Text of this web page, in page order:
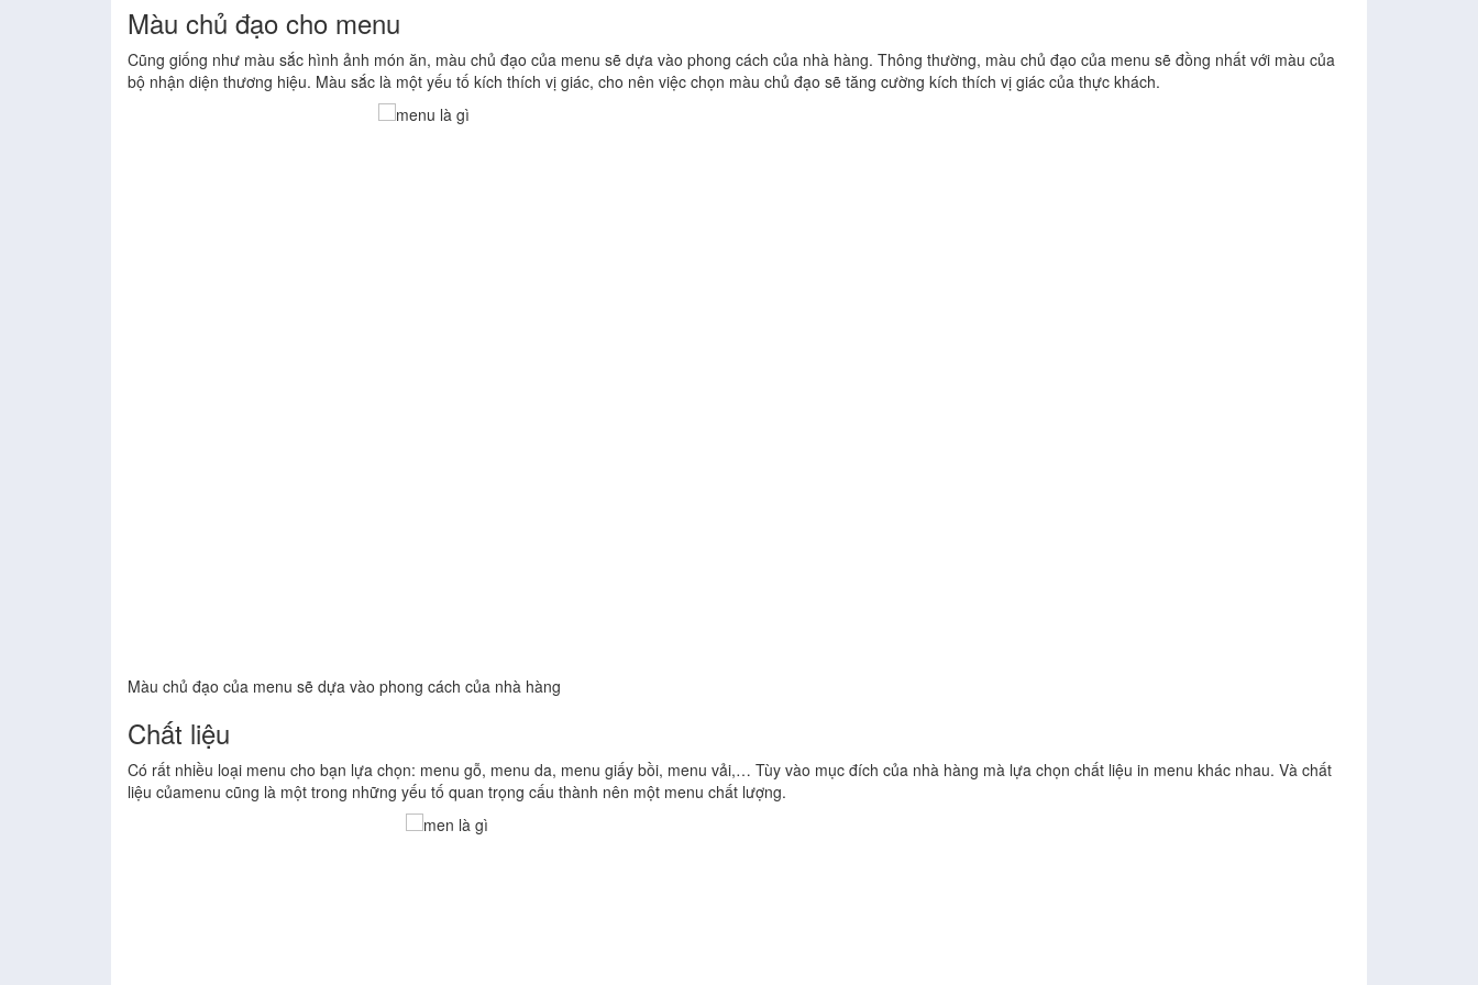
Màu chủ đạo cho menu
Cũng giống như màu sắc hình ảnh món ăn, màu chủ đạo của menu sẽ dựa vào phong cách của nhà hàng. Thông thường, màu chủ đạo của menu sẽ đồng nhất với màu của
bộ nhận diện thương hiệu. Màu sắc là một yếu tố kích thích vị giác, cho nên việc chọn màu chủ đạo sẽ tăng cường kích thích vị giác của thực khách.
Màu chủ đạo của menu sẽ dựa vào phong cách của nhà hàng
​Chất liệu
Có rất nhiều loại menu cho bạn lựa chọn: menu gỗ, menu da, menu giấy bồi, menu vải,… Tùy vào mục đích của nhà hàng mà lựa chọn chất liệu in menu khác nhau. Và chất
liệu củamenu cũng là một trong những yếu tố quan trọng cấu thành nên một menu chất lượng.